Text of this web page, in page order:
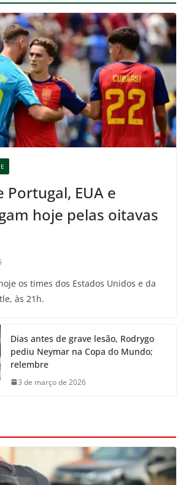
Portugal, EUA e
hoje pelas oitavas
os times dos Estados Unidos e da
às 21h.
Dias antes de grave lesão, Rodrygo
pediu Neymar na Copa do Mundo;
relembre
3 de março de 2026